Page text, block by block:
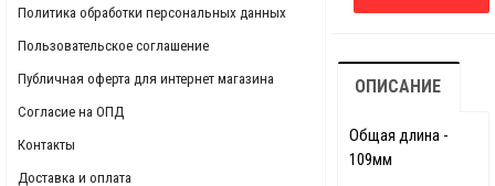
Политика обработки персональных данных
Пользовательское соглашение
Публичная оферта для интернет магазина
Согласие на ОПД
Контакты
Доставка и оплата
ОПИСАНИЕ
Общая длина -
109мм